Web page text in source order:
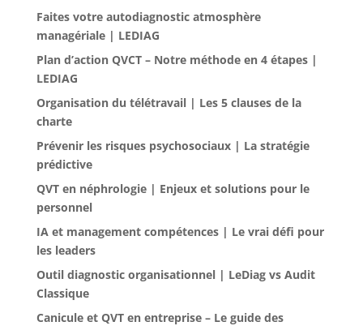
Faites votre autodiagnostic atmosphère
managériale | LEDIAG
Plan d’action QVCT – Notre méthode en 4 étapes |
LEDIAG
Organisation du télétravail | Les 5 clauses de la
charte
Prévenir les risques psychosociaux | La stratégie
prédictive
QVT en néphrologie | Enjeux et solutions pour le
personnel
IA et management compétences | Le vrai défi pour
les leaders
Outil diagnostic organisationnel | LeDiag vs Audit
Classique
Canicule et QVT en entreprise – Le guide des